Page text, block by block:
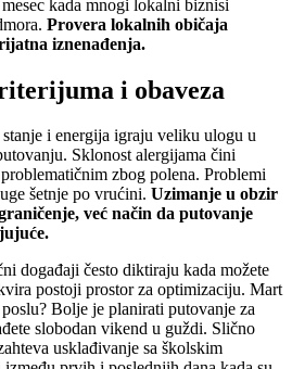
kada mnogi lokalni biznisi
Provera lokalnih običaja
iznenađenja.
i obaveza
stanje i energija igraju veliku ulogu u
Sklonost alergijama čini
zbog polena. Problemi
šetnje po vrućini. Uzimanje u obzir
već način da putovanje
događaji često diktiraju kada možete
postoji prostor za optimizaciju. Mart
Bolje je planirati putovanje za
slobodan vikend u guždi. Slično
usklađivanje sa školskim